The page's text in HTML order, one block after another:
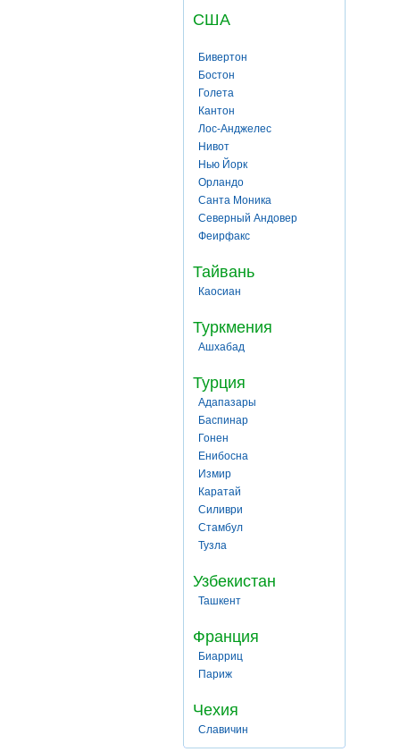
США
Бивертон
Бостон
Голета
Кантон
Лос-Анджелес
Нивот
Нью Йорк
Орландо
Санта Моника
Северный Андовер
Феирфакс
Тайвань
Каосиан
Туркмения
Ашхабад
Турция
Адапазары
Баспинар
Гонен
Енибосна
Измир
Каратай
Силиври
Стамбул
Тузла
Узбекистан
Ташкент
Франция
Биарриц
Париж
Чехия
Славичин